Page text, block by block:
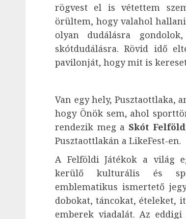
rögvest el is vétettem
örültem, hogy valahol
olyan dudálásra
skótdudálásra. Rövid idő
pavilonját, hogy mit is
Van egy hely, Pusztaottlaka,
hogy Önök sem, ahol
rendezik meg aSkót
Pusztaottlakán a LikeFest-en.
A Felföldi Játékok a világ
kerülő kulturális és
emblematikus ismertető
dobokat, táncokat, ételeket,
emberek viadalát. Az